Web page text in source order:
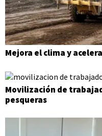
Mejora el clima y
Movilización de
pesqueras